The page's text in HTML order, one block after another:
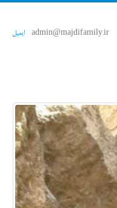
admin@majdifamily.ir ایمیل